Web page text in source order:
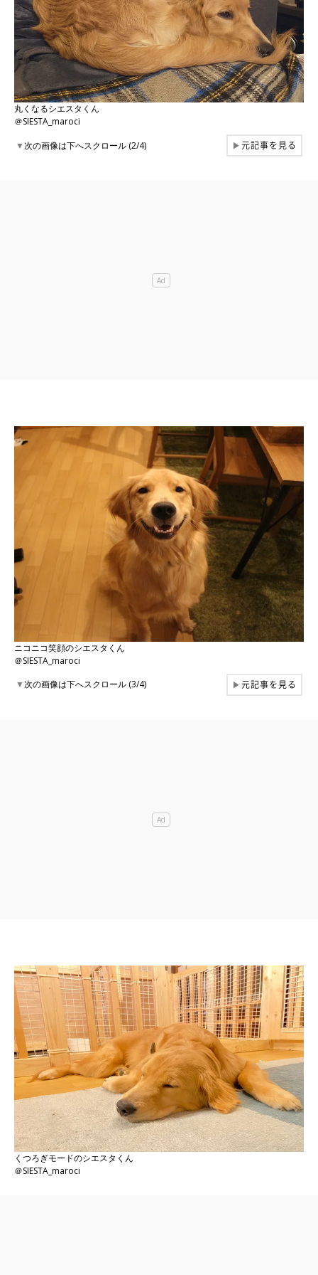
丸くなるシエスタくん
＠SIESTA_maroci
▼次の画像は下へスクロール (2/4) ▶元記事を見る
ニコニコ笑顔のシエスタくん
＠SIESTA_maroci
▼次の画像は下へスクロール (3/4) ▶元記事を見る
くつろぎモードのシエスタくん
＠SIESTA_maroci